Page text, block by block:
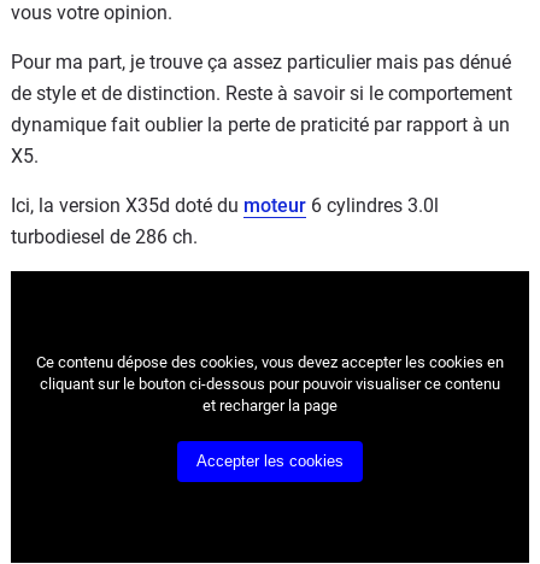
vous votre opinion.
Pour ma part, je trouve ça assez particulier mais pas dénué
de style et de distinction. Reste à savoir si le comportement
dynamique fait oublier la perte de praticité par rapport à un
X5.
Ici, la version X35d doté du moteur 6 cylindres 3.0l
turbodiesel de 286 ch.
Ce contenu dépose des cookies, vous devez accepter les cookies en
cliquant sur le bouton ci-dessous pour pouvoir visualiser ce contenu
et recharger la page
Accepter les cookies